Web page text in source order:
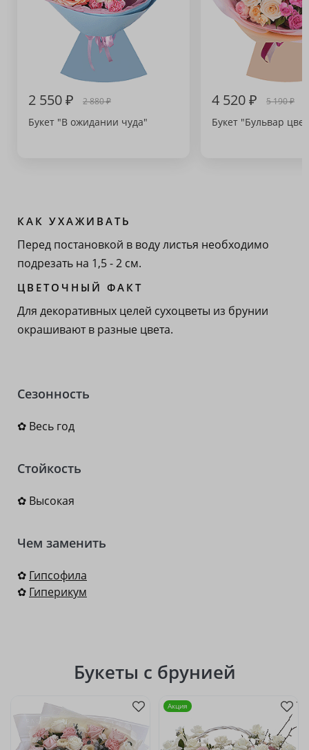
2 550 ₽ 2 880 ₽
Букет "В ожидании чуда"
4 520 ₽ 5 190 ₽
Букет "Бульвар
КАК УХАЖИВАТЬ
Перед постановкой в воду листья необходимо
подрезать на 1,5 - 2 см.
ЦВЕТОЧНЫЙ ФАКТ
Для декоративных целей сухоцветы из брунии
окрашивают в разные цвета.
Сезонность
✿ Весь год
Стойкость
✿ Высокая
Чем заменить
✿ Гипсофила
✿ Гиперикум
Букеты с брунией
Акция